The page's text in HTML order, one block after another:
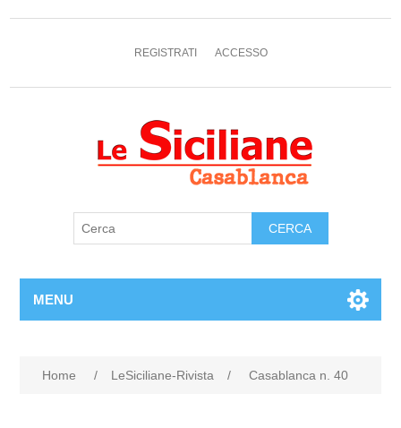
REGISTRATI ACCESSO
MENU
Home / LeSiciliane-Rivista / Casablanca n. 40